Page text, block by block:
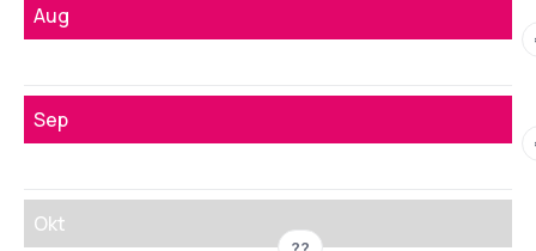
Aug
Sep
Okt